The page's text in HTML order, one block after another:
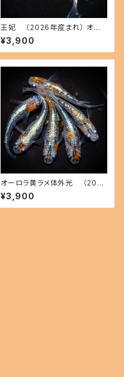
王妃 （2026年産まれ） オス2
メス2(現物出品) ikahoff C-0
721-51382-a
¥3,900
オーロラ黄ラメ体外光 （2026
年産まれ） オス2 メス4(現物出
品) ikahoff C-0804-51547-
a
¥3,900